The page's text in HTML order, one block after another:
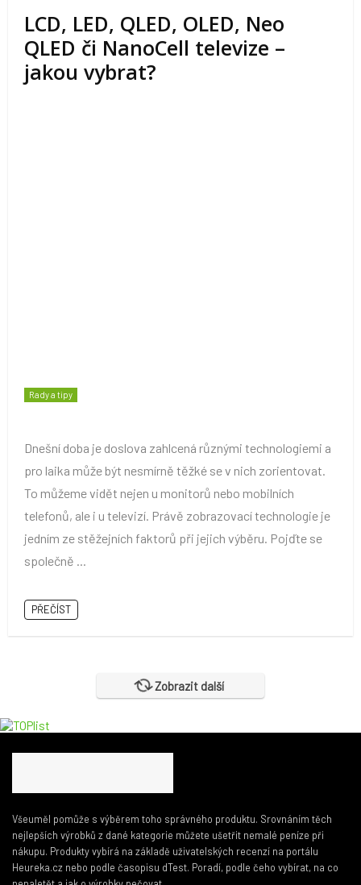
LCD, LED, QLED, OLED, Neo
QLED či NanoCell televize –
jakou vybrat?
Rady a tipy
Dnešní doba je doslova zahlcená různými technologiemi a
pro laika může být nesmírně těžké se v nich zorientovat.
To můžeme vidět nejen u monitorů nebo mobilních
telefonů, ale i u televizí. Právě zobrazovací technologie je
jedním ze stěžejních faktorů při jejich výběru. Pojďte se
společně ...
PŘEČÍST
Zobrazit další
Všeuměl pomůže s výběrem toho správného produktu. Srovnáním těch
nejlepších výrobků z dané kategorie můžete ušetřit nemalé peníze při
nákupu. Produkty vybírá na základě uživatelských recenzí na portálu
Heureka.cz nebo podle časopisu dTest. Poradí, podle čeho vybírat, na co